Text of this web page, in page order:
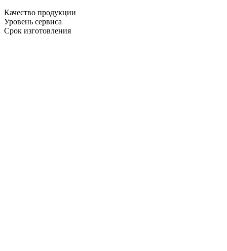
Качество продукции
Уровень сервиса
Срок изготовления